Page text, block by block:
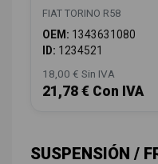
FIAT TORINO R58
OEM: 1343631080
ID: 1234521
18,00 € Sin IVA
21,78 € Con IVA
SUSPENSIÓN /